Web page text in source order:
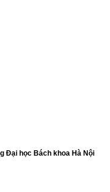
Đại học Bách khoa Hà Nội